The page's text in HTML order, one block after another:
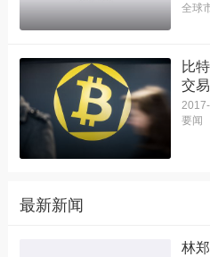
全球
比
交
要闻
最新新闻
林